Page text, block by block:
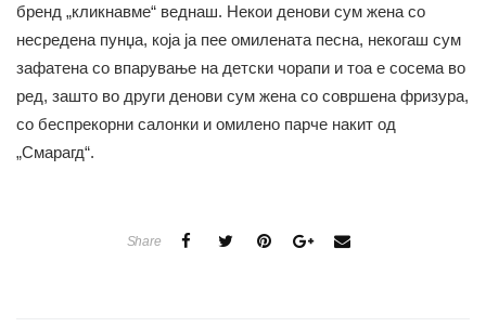
бренд „кликнавме“ веднаш. Некои денови сум жена со
несредена пунџа, која ја пее омилената песна, некогаш сум
зафатена со впарување на детски чорапи и тоа е сосема во
ред, зашто во други денови сум жена со совршена фризура,
со беспрекорни салонки и омилено парче накит од
„Смарагд“.
Share